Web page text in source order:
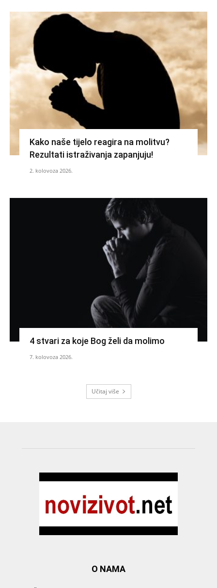
Kako naše tijelo reagira na molitvu?
Rezultati istraživanja zapanjuju!
2. kolovoza 2026.
4 stvari za koje Bog želi da molimo
7. kolovoza 2026.
Učitaj više
O NAMA